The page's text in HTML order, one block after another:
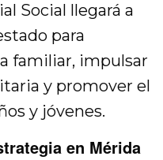
Social llegará a
para
familiar, impulsar
y promover el
y jóvenes.
en Mérida